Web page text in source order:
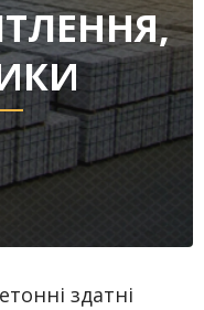
здатні